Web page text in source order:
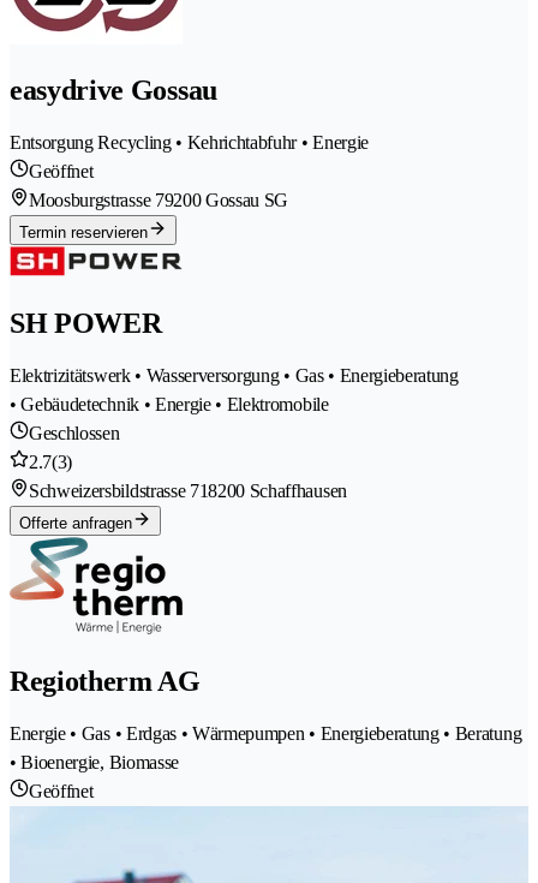
easydrive Gossau
Entsorgung Recycling • Kehrichtabfuhr • Energie
Geöffnet
Moosburgstrasse 79200 Gossau SG
Termin reservieren
SH POWER
Elektrizitätswerk • Wasserversorgung • Gas • Energieberatung
• Gebäudetechnik • Energie • Elektromobile
Geschlossen
2.7(3)
Schweizersbildstrasse 718200 Schaffhausen
Offerte anfragen
Regiotherm AG
Energie • Gas • Erdgas • Wärmepumpen • Energieberatung • Beratung
• Bioenergie, Biomasse
Geöffnet